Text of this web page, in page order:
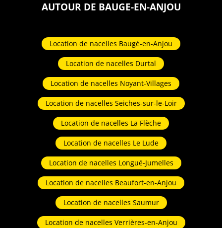
AUTOUR DE BAUGE-EN-ANJOU
Location de nacelles Baugé-en-Anjou
Location de nacelles Durtal
Location de nacelles Noyant-Villages
Location de nacelles Seiches-sur-le-Loir
Location de nacelles La Flèche
Location de nacelles Le Lude
Location de nacelles Longué-Jumelles
Location de nacelles Beaufort-en-Anjou
Location de nacelles Saumur
Location de nacelles Verrières-en-Anjou